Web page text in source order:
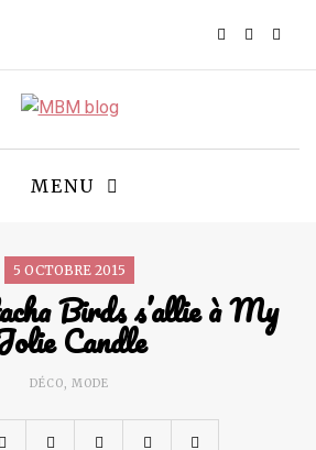
MENU
5 OCTOBRE 2015
Birds s’allie à My
Candle
DÉCO, MODE